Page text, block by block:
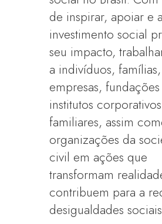
de inspirar, apoiar e
investimento social
seu impacto,
a indivíduos, famílias,
empresas,
institutos
familiares, assim
organizações da
civil em ações que
transformam
contribuem para a
desigualdades